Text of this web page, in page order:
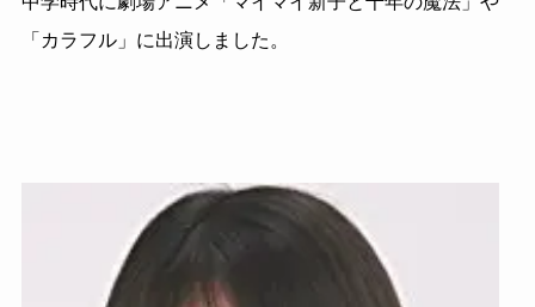
「カラフル」に出演しました。